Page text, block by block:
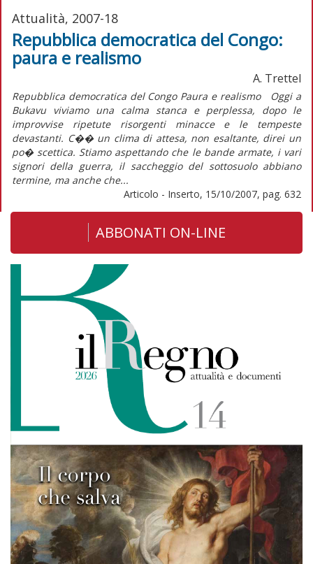
Attualità, 2007-18
Repubblica democratica del Congo:
paura e realismo
A. Trettel
Repubblica democratica del Congo Paura e realismo Oggi a
Bukavu viviamo una calma stanca e perplessa, dopo le
improvvise ripetute risorgenti minacce e le tempeste
devastanti. C�� un clima di attesa, non esaltante, direi un
po� scettica. Stiamo aspettando che le bande armate, i vari
signori della guerra, il saccheggio del sottosuolo abbiano
termine, ma anche che...
Articolo - Inserto, 15/10/2007, pag. 632
ABBONATI ON-LINE